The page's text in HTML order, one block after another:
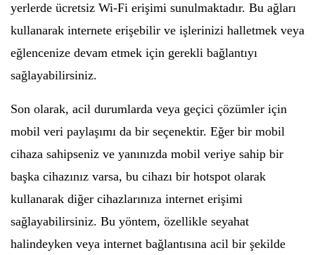
yerlerde ücretsiz Wi-Fi erişimi sunulmaktadır. Bu ağları
kullanarak internete erişebilir ve işlerinizi halletmek veya
eğlencenize devam etmek için gerekli bağlantıyı
sağlayabilirsiniz.
Son olarak, acil durumlarda veya geçici çözümler için
mobil veri paylaşımı da bir seçenektir. Eğer bir mobil
cihaza sahipseniz ve yanınızda mobil veriye sahip bir
başka cihazınız varsa, bu cihazı bir hotspot olarak
kullanarak diğer cihazlarınıza internet erişimi
sağlayabilirsiniz. Bu yöntem, özellikle seyahat
halindeyken veya internet bağlantısına acil bir şekilde